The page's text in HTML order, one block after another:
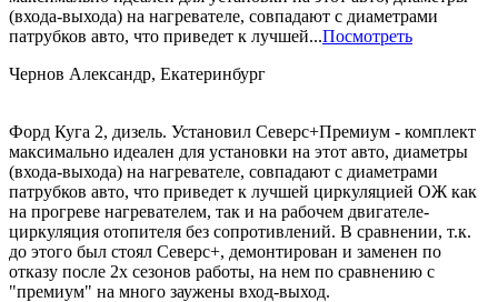
(входа-выхода) на нагревателе, совпадают с диаметрами
патрубков авто, что приведет к лучшей...Посмотреть
Чернов Александр, Екатеринбург
Форд Куга 2, дизель. Установил Северс+Премиум - комплект
максимально идеален для установки на этот авто, диаметры
(входа-выхода) на нагревателе, совпадают с диаметрами
патрубков авто, что приведет к лучшей циркуляцией ОЖ как
на прогреве нагревателем, так и на рабочем двигателе-
циркуляция отопителя без сопротивлений. В сравнении, т.к.
до этого был стоял Северс+, демонтирован и заменен по
отказу после 2х сезонов работы, на нем по сравнению с
"премиум" на много заужены вход-выход.